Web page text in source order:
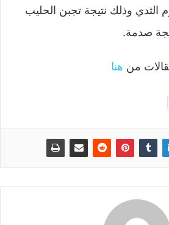
الثدي وذلك نتيجة تجبن الحليب
صدمة.
من هنا